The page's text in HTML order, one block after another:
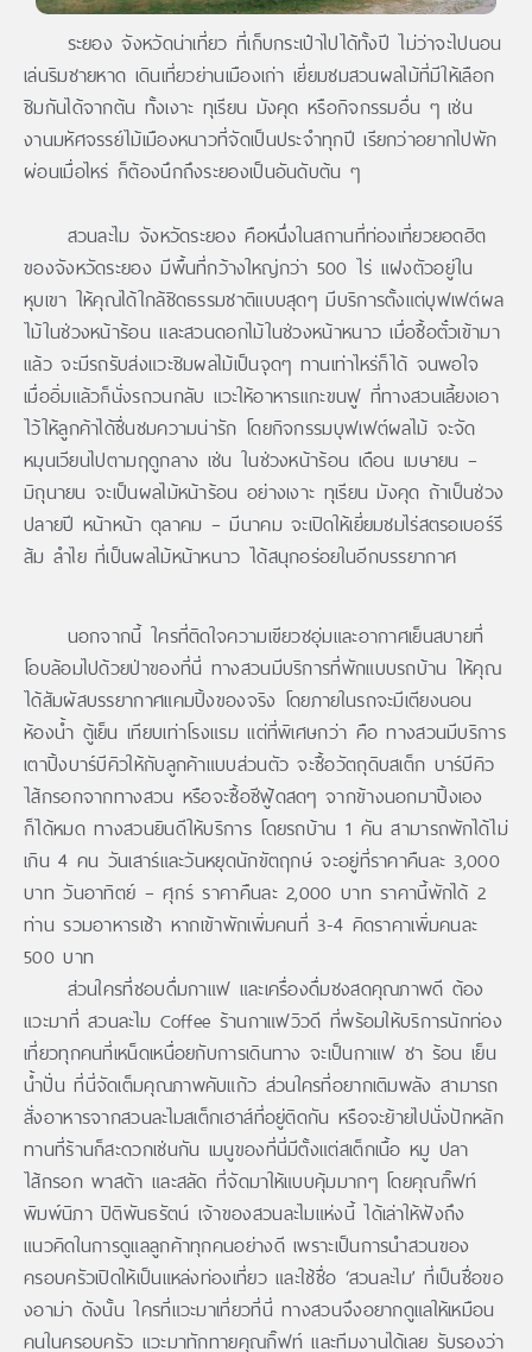
ระยอง จังหวัดน่าเที่ยว ที่เก็บกระเป๋าไปได้ทั้งปี ไม่ว่าจะไปนอน
เล่นริมชายหาด เดินเที่ยวย่านเมืองเก่า เยี่ยมชมสวนผลไม้ที่มีให้เลือก
ชิมกันได้จากต้น ทั้งเงาะ ทุเรียน มังคุด หรือกิจกรรมอื่น ๆ เช่น
งานมหัศจรรย์ไม้เมืองหนาวที่จัดเป็นประจำทุกปี เรียกว่าอยากไปพัก
ผ่อนเมื่อไหร่ ก็ต้องนึกถึงระยองเป็นอันดับต้น ๆ
สวนละไม จังหวัดระยอง คือหนึ่งในสถานที่ท่องเที่ยวยอดฮิต
ของจังหวัดระยอง มีพื้นที่กว้างใหญ่กว่า 500 ไร่ แฝงตัวอยู่ใน
หุบเขา ให้คุณได้ใกล้ชิดธรรมชาติแบบสุดๆ มีบริการตั้งแต่บุฟเฟต์ผล
ไม้ในช่วงหน้าร้อน และสวนดอกไม้ในช่วงหน้าหนาว เมื่อซื้อตั๋วเข้ามา
แล้ว จะมีรถรับส่งแวะชิมผลไม้เป็นจุดๆ ทานเท่าไหร่ก็ได้ จนพอใจ
เมื่ออิ่มแล้วก็นั่งรถวนกลับ แวะให้อาหารแกะขนฟู ที่ทางสวนเลี้ยงเอา
ไว้ให้ลูกค้าได้ชื่นชมความน่ารัก โดยกิจกรรมบุฟเฟต์ผลไม้ จะจัด
หมุนเวียนไปตามฤดูกลาง เช่น ในช่วงหน้าร้อน เดือน เมษายน –
มิถุนายน จะเป็นผลไม้หน้าร้อน อย่างเงาะ ทุเรียน มังคุด ถ้าเป็นช่วง
ปลายปี หน้าหน้า ตุลาคม – มีนาคม จะเปิดให้เยี่ยมชมไร่สตรอเบอร์รี
ส้ม ลำไย ที่เป็นผลไม้หน้าหนาว ได้สนุกอร่อยในอีกบรรยากาศ
นอกจากนี้ ใครที่ติดใจความเขียวชอุ่มและอากาศเย็นสบายที่
โอบล้อมไปด้วยป่าของที่นี่ ทางสวนมีบริการที่พักแบบรถบ้าน ให้คุณ
ได้สัมผัสบรรยากาศแคมปิ้งของจริง โดยภายในรถจะมีเตียงนอน
ห้องน้ำ ตู้เย็น เทียบเท่าโรงแรม แต่ที่พิเศษกว่า คือ ทางสวนมีบริการ
เตาปิ้งบาร์บีคิวให้กับลูกค้าแบบส่วนตัว จะซื้อวัตถุดิบสเต็ก บาร์บีคิว
ไส้กรอกจากทางสวน หรือจะซื้อซีฟู้ดสดๆ จากข้างนอกมาปิ้งเอง
ก็ได้หมด ทางสวนยินดีให้บริการ โดยรถบ้าน 1 คัน สามารถพักได้ไม่
เกิน 4 คน วันเสาร์และวันหยุดนักขัตฤกษ์ จะอยู่ที่ราคาคืนละ 3,000
บาท วันอาทิตย์ – ศุกร์ ราคาคืนละ 2,000 บาท ราคานี้พักได้ 2
ท่าน รวมอาหารเช้า หากเข้าพักเพิ่มคนที่ 3-4 คิดราคาเพิ่มคนละ
500 บาท
ส่วนใครที่ชอบดื่มกาแฟ และเครื่องดื่มชงสดคุณภาพดี ต้อง
แวะมาที่ สวนละไม Coffee ร้านกาแฟวิวดี ที่พร้อมให้บริการนักท่อง
เที่ยวทุกคนที่เหน็ดเหนื่อยกับการเดินทาง จะเป็นกาแฟ ชา ร้อน เย็น
น้ำปั่น ที่นี่จัดเต็มคุณภาพคับแก้ว ส่วนใครที่อยากเติมพลัง สามารถ
สั่งอาหารจากสวนละไมสเต็กเฮาส์ที่อยู่ติดกัน หรือจะย้ายไปนั่งปักหลัก
ทานที่ร้านก็สะดวกเช่นกัน เมนูของที่นี่มีตั้งแต่สเต็กเนื้อ หมู ปลา
ไส้กรอก พาสต้า และสลัด ที่จัดมาให้แบบคุ้มมากๆ โดยคุณกิ๊ฟท์
พิมพ์นิภา ปิติพันธรัตน์ เจ้าของสวนละไมแห่งนี้ ได้เล่าให้ฟังถึง
แนวคิดในการดูแลลูกค้าทุกคนอย่างดี เพราะเป็นการนำสวนของ
ครอบครัวเปิดให้เป็นแหล่งท่องเที่ยว และใช้ชื่อ ‘สวนละไม’ ที่เป็นชื่อขอ
งอาม่า ดังนั้น ใครที่แวะมาเที่ยวที่นี่ ทางสวนจึงอยากดูแลให้เหมือน
คนในครอบครัว แวะมาทักทายคุณกิ๊ฟท์ และทีมงานได้เลย รับรองว่า